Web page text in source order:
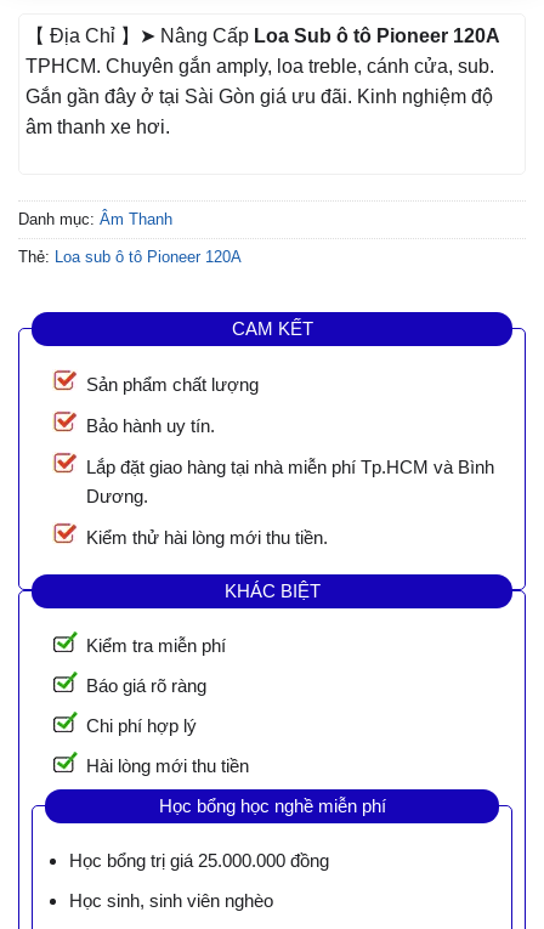
【 Địa Chỉ 】➤ Nâng Cấp Loa Sub ô tô Pioneer 120A
TPHCM. Chuyên gắn amply, loa treble, cánh cửa, sub.
Gắn gần đây ở tại Sài Gòn giá ưu đãi. Kinh nghiệm độ
âm thanh xe hơi.
Danh mục: Âm Thanh
Thẻ: Loa sub ô tô Pioneer 120A
CAM KẾT
Sản phẩm chất lượng
Bảo hành uy tín.
Lắp đặt giao hàng tại nhà miễn phí Tp.HCM và Bình
Dương.
Kiểm thử hài lòng mới thu tiền.
KHÁC BIỆT
Kiểm tra miễn phí
Báo giá rõ ràng
Chi phí hợp lý
Hài lòng mới thu tiền
Học bổng học nghề miễn phí
Học bổng trị giá 25.000.000 đồng
Học sinh, sinh viên nghèo